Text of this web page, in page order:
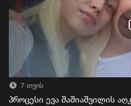
7 თვის
პროცესი ევა შაშიაშვილის